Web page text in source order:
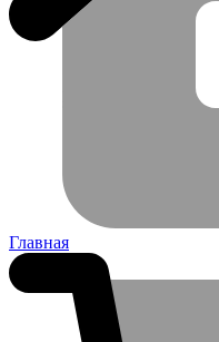
Главная